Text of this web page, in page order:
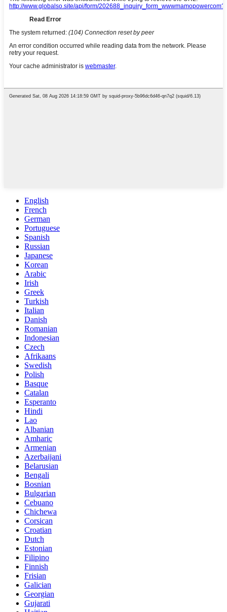
English
French
German
Portuguese
Spanish
Russian
Japanese
Korean
Arabic
Irish
Greek
Turkish
Italian
Danish
Romanian
Indonesian
Czech
Afrikaans
Swedish
Polish
Basque
Catalan
Esperanto
Hindi
Lao
Albanian
Amharic
Armenian
Azerbaijani
Belarusian
Bengali
Bosnian
Bulgarian
Cebuano
Chichewa
Corsican
Croatian
Dutch
Estonian
Filipino
Finnish
Frisian
Galician
Georgian
Gujarati